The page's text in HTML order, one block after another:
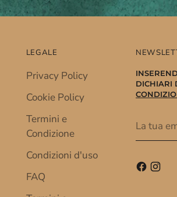
LEGALE
Privacy Policy
Cookie Policy
Termini e
Condizione
Condizioni d'uso
FAQ
DICHIARI
tua